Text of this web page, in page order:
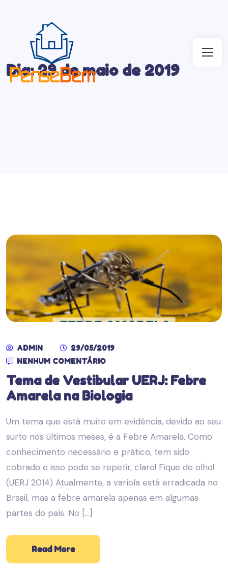
Dia:29 de maio de 2019
ADMIN
29/05/2019
NENHUM COMENTÁRIO
Tema de Vestibular UERJ: Febre
Amarela na Biologia
Um tema que está muito em evidência, devido ao seu
surto nos últimos meses, é a Febre Amarela. Como
conhecimento necessário e prático, tem sido
cobrado e isso pode se repetir, claro! Fique de olho!
(UERJ 2014) Atualmente, a varíola está erradicada no
Brasil, mas a febre amarela apenas em algumas
partes do país. No […]
Read More